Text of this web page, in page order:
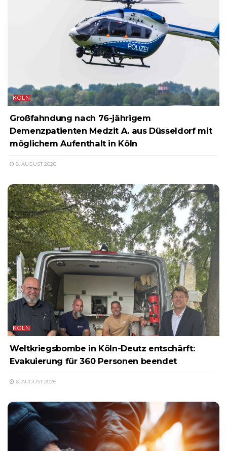
KÖLN
Großfahndung nach 76-jährigem
Demenzpatienten Medzit A. aus Düsseldorf mit
möglichem Aufenthalt in Köln
8. AUGUST 2026
KÖLN
Weltkriegsbombe in Köln-Deutz entschärft:
Evakuierung für 360 Personen beendet
6. AUGUST 2026